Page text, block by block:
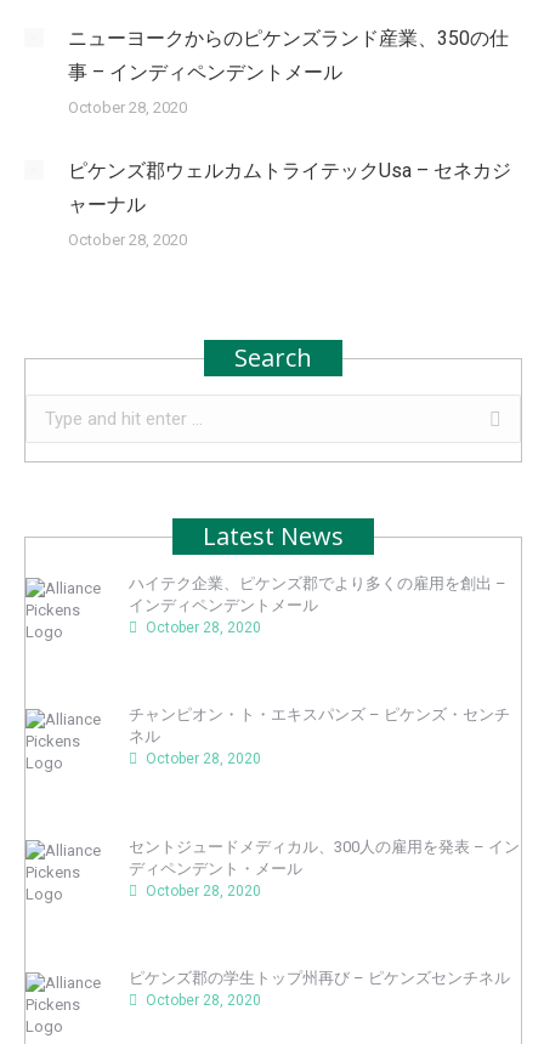
ニューヨークからのピケンズランド産業、350の仕
事 – インディペンデントメール
October 28, 2020
ピケンズ郡ウェルカムトライテックUsa – セネカジ
ャーナル
October 28, 2020
Search
Search:
Latest News
ハイテク企業、ピケンズ郡でより多くの雇用を創出 –
インディペンデントメール
October 28, 2020
チャンピオン・ト・エキスパンズ – ピケンズ・センチ
ネル
October 28, 2020
セントジュードメディカル、300人の雇用を発表 – イン
ディペンデント・メール
October 28, 2020
ピケンズ郡の学生トップ州再び – ピケンズセンチネル
October 28, 2020